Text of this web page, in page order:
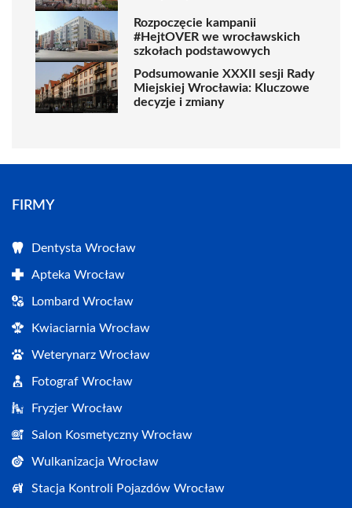
Rozpoczęcie kampanii
#HejtOVER we wrocławskich
szkołach podstawowych
Podsumowanie XXXII sesji Rady
Miejskiej Wrocławia: Kluczowe
decyzje i zmiany
FIRMY
Dentysta Wrocław
Apteka Wrocław
Lombard Wrocław
Kwiaciarnia Wrocław
Weterynarz Wrocław
Fotograf Wrocław
Fryzjer Wrocław
Salon Kosmetyczny Wrocław
Wulkanizacja Wrocław
Stacja Kontroli Pojazdów Wrocław